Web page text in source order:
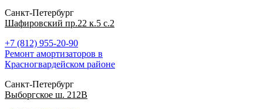
Санкт-Петербург
Шафировский пр.22 к.5 с.2
+7 (812) 955-20-90
Ремонт амортизаторов в
Красногвардейском районе
Санкт-Петербург
Выборгское ш. 212В